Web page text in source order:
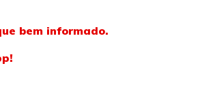
bem informado.